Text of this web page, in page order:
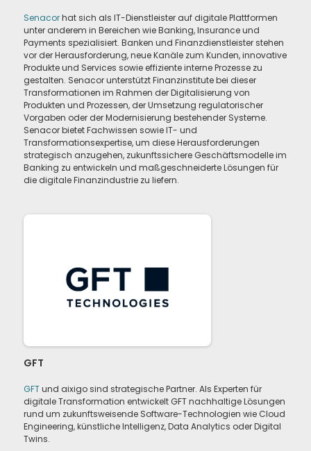
Senacorhat sich als IT-Dienstleister auf digitale Plattformen
unter anderem in Bereichen wie Banking, Insurance und
Payments spezialisiert. Banken und Finanzdienstleister stehen
vor der Herausforderung, neue Kanäle zum Kunden, innovative
Produkte und Services sowie effiziente interne Prozesse zu
gestalten. Senacor unterstützt Finanzinstitute bei dieser
Transformationen im Rahmen der Digitalisierung von
Produkten und Prozessen, der Umsetzung regulatorischer
Vorgaben oder der Modernisierung bestehender Systeme.
Senacor bietet Fachwissen sowie IT- und
Transformationsexpertise, um diese Herausforderungen
strategisch anzugehen, zukunftssichere Geschäftsmodelle im
Banking zu entwickeln und maßgeschneiderte Lösungen für
die digitale Finanzindustrie zu liefern.
GFT
GFTund aixigo sind strategische Partner. Als Experten für
digitale Transformation entwickelt GFT nachhaltige Lösungen
rund um zukunftsweisende Software-Technologien wie Cloud
Engineering, künstliche Intelligenz, Data Analytics oder Digital
Twins.